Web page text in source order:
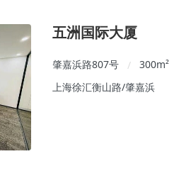
五洲国际大厦
肇嘉浜路807号 / 300m²
上海徐汇衡山路/肇嘉浜